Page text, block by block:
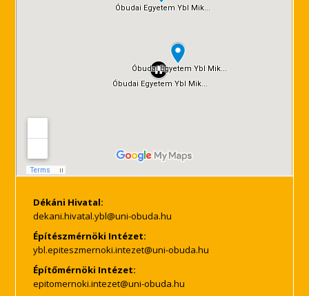
Dékáni Hivatal:
Építészmérnöki Intézet:
Építőmérnöki Intézet: